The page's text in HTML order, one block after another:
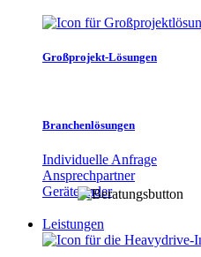
Großprojekt-Lösungen
Branchenlösungen
Individuelle Anfrage
Ansprechpartner
Gerätefinder
Leistungen